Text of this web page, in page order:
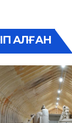
АЛҒАН